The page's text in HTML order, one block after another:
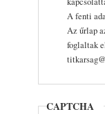
A fenti
Az űrlap
foglaltak
CAPTCHA